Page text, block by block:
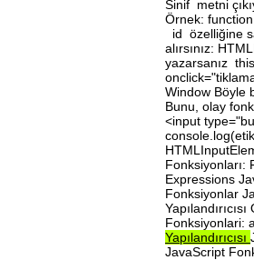
Sinif metni
Örnek:
id özelliğine
alırsınız:
yazarsanız
Window Böyle
Bunu, olay
<input
Fonksiyonları:
Expressions
Fonksiyonlar
Fonksiyonlari:
Yapılandırıcısı
JavaScript